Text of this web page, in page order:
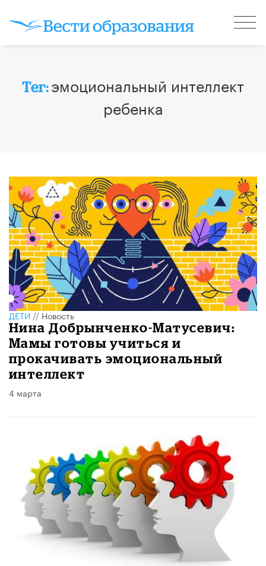
Тег:эмоциональный интеллект
ребенка
ДЕТИ//Новость
Нина Добрынченко-Матусевич:
Мамы готовы учиться и
прокачивать эмоциональный
интеллект
4 марта